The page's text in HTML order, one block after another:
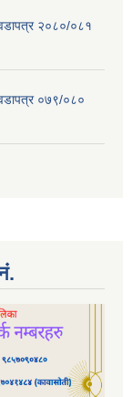
वडापत्र २०८०/०८१
०७९/०८०